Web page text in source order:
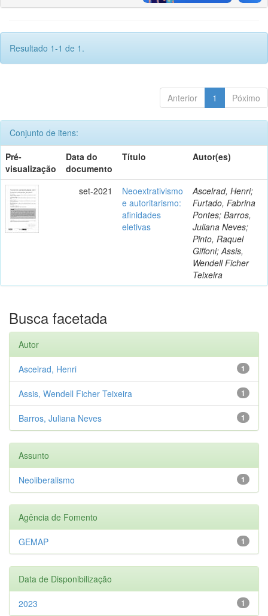
Resultado 1-1 de 1.
Anterior 1 Póximo
Conjunto de itens:
Pré-
visualização
Data do
documento
Título Autor(es)
set-2021
Neoextrativismo
e autoritarismo:
afinidades
eletivas
Ascelrad, Henri;
Furtado, Fabrina
Pontes; Barros,
Juliana Neves;
Pinto, Raquel
Giffoni; Assis,
Wendell Ficher
Teixeira
Busca facetada
Autor
1
Ascelrad, Henri
1
Assis, Wendell Ficher Teixeira
1
Barros, Juliana Neves
Assunto
1
Neoliberalismo
Agência de Fomento
1
GEMAP
Data de Disponibilização
1
2023